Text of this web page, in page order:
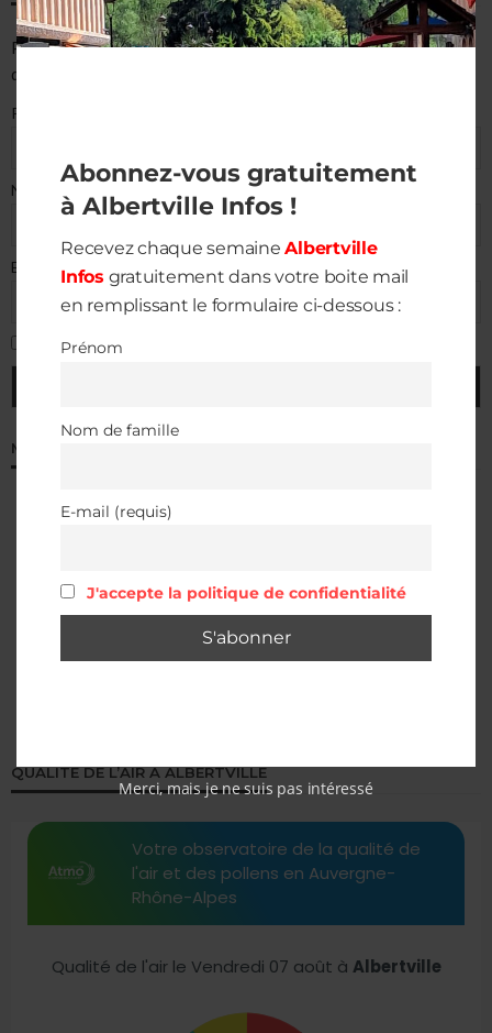
Pour recevoir chaque semaineAlbertville Infosdirectement
dans votre boite mail.
Prénom
Nom de famille
E-mail (requis)
J'accepte la politique de confidentialité
MÉTÉO À ALBERTVILLE
QUALITÉ DE L’AIR À ALBERTVILLE
Abonnez-vous gratuitement
à Albertville Infos !
Recevez chaque semaineAlbertville
Infos gratuitement dans votre boite mail
en remplissant le formulaire ci-dessous :
Prénom
Nom de famille
E-mail (requis)
J'accepte la politique de confidentialité
Merci, mais je ne suis pas intéressé